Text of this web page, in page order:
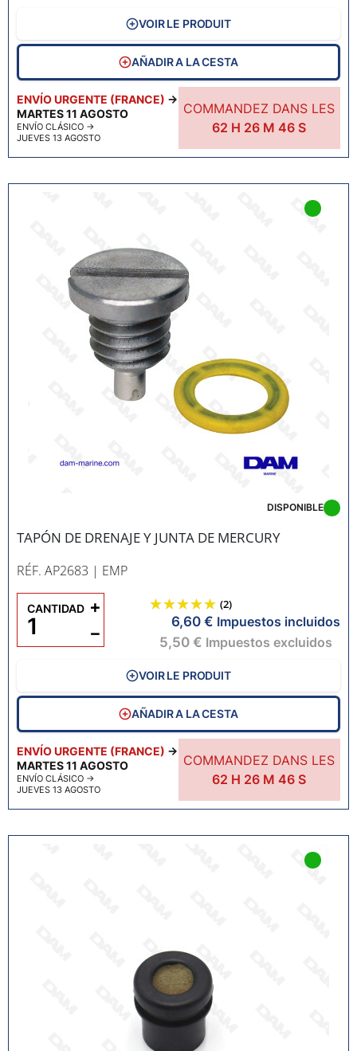
ENVÍO URGENTE (FRANCE) →
MARTES 11 AGOSTO
ENVÍO CLÁSICO →
JUEVES 13 AGOSTO
COMMANDEZ DANS LES
62 H 26 M45 S
VOIR LE PRODUIT
AÑADIR A LA CESTA
TAPÓN DE DRENAJE Y JUNTA DE MERCURY
RÉF. AP2683 | EMP
ENVÍO URGENTE (FRANCE) →
MARTES 11 AGOSTO
ENVÍO CLÁSICO →
JUEVES 13 AGOSTO
COMMANDEZ DANS LES
62 H 26 M45 S
DISPONIBLE
(2)
6,60 € Impuestos incluidos
5,50 € Impuestos excluidos
CANTIDAD
−
+
VOIR LE PRODUIT
AÑADIR A LA CESTA